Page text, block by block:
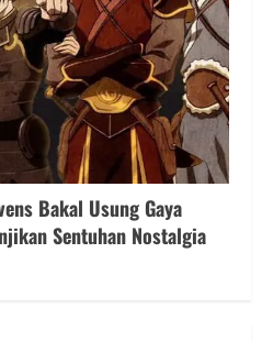
Bakal Usung Gaya
Sentuhan Nostalgia